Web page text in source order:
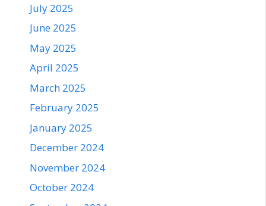
July 2025
June 2025
May 2025
April 2025
March 2025
February 2025
January 2025
December 2024
November 2024
October 2024